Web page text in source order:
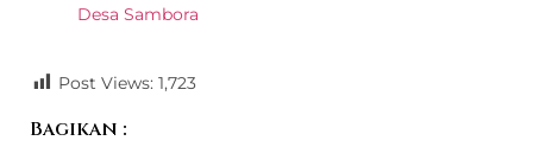
Desa Sambora
Post Views: 1,723
Bagikan :